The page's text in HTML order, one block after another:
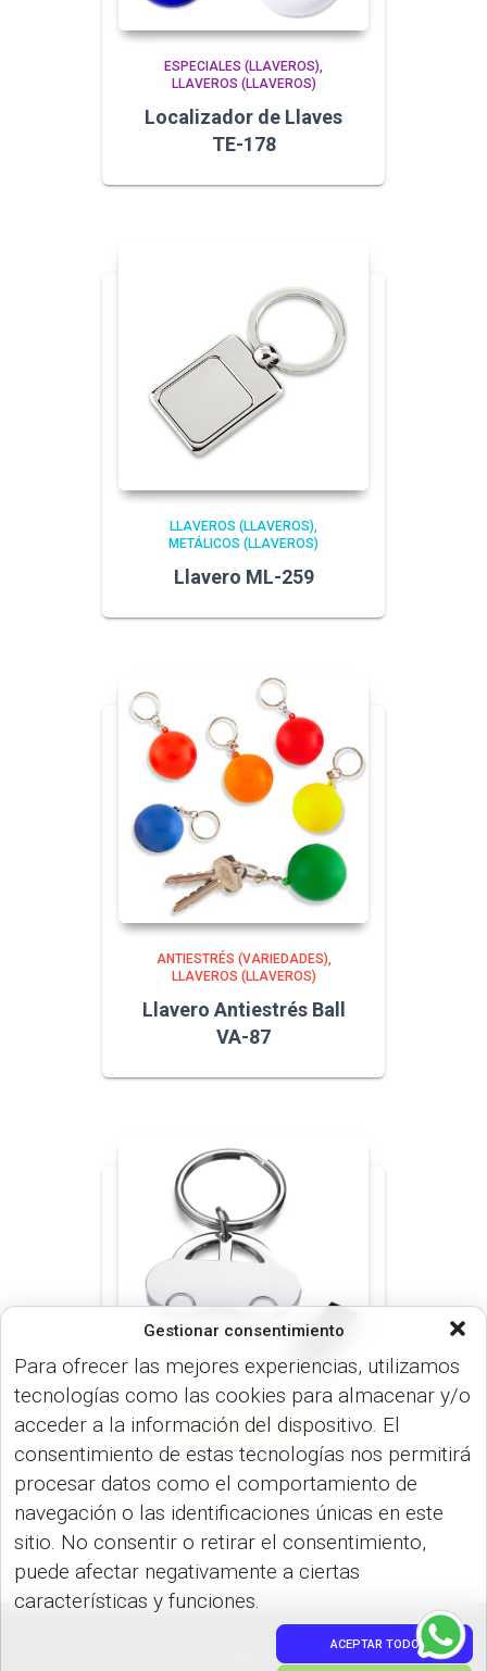
Gestionar consentimiento
Para ofrecer las mejores experiencias, utilizamos
tecnologías como las cookies para almacenar y/o
acceder a la información del dispositivo. El
consentimiento de estas tecnologías nos permitirá
procesar datos como el comportamiento de
navegación o las identificaciones únicas en este
sitio. No consentir o retirar el consentimiento,
puede afectar negativamente a ciertas
características y funciones.
ACEPTAR TODO
ESPECIALES (LLAVEROS)
LLAVEROS (LLAVEROS)
Localizador de Llaves
TE-178
LLAVEROS (LLAVEROS)
METÁLICOS (LLAVEROS)
Llavero ML-259
ANTIESTRÉS (VARIEDADES)
LLAVEROS (LLAVEROS)
Llavero Antiestrés Ball
VA-87
LLAVEROS (LLAVEROS)
METÁLICOS (LLAVEROS)
Llavero Car II ML-188